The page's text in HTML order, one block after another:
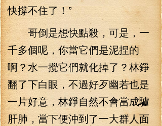
快撐不住了！”
哥倒是想快點殺，可是，一
千多個呢，你當它們是泥捏的
啊？水一攪它們就化掉了？林錚
翻了下白眼，不過好歹幽若也是
一片好意，林錚自然不會當成驢
肝肺，當下便沖到了一大群人面